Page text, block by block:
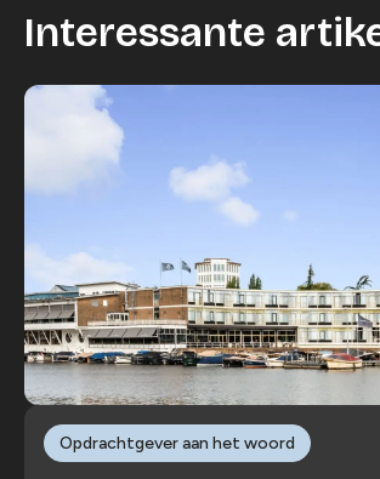
Interessante
Opdrachtgever aan het woord